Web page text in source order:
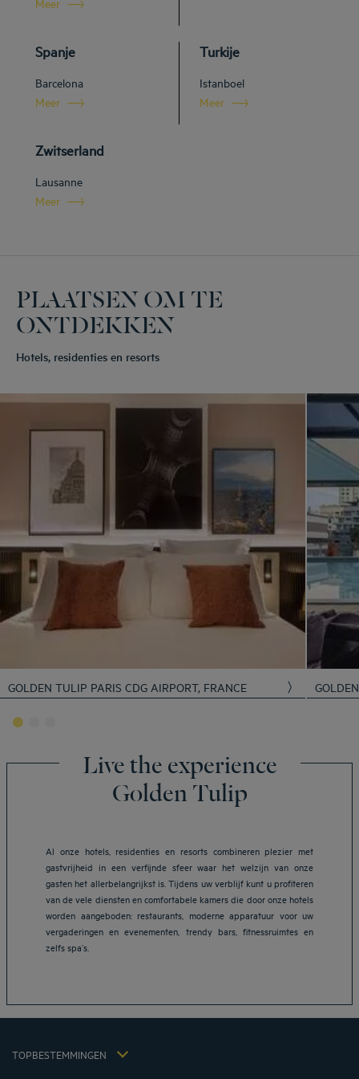
Spanje
Barcelona
Meer
Turkije
Istanboel
Meer
Zwitserland
Lausanne
Meer
PLAATSEN OM TE
ONTDEKKEN
Hotels, residenties en resorts
GOLDEN TULIP PARIS CDG AIRPORT, FRANCE
Live the experience
Golden Tulip
Al onze hotels, residenties en resorts combineren plezier met
gastvrijheid in een verfijnde sfeer waar het welzijn van onze
gasten het allerbelangrijkst is. Tijdens uw verblijf kunt u profiteren
van de vele diensten en comfortabele kamers die door onze hotels
worden aangeboden: restaurants, moderne apparatuur voor uw
vergaderingen en evenementen, trendy bars, fitnessruimtes en
zelfs spa’s.
TOPBESTEMMINGEN
Hotels in Helmond
Hotels in Heerlen
Hotels in 's-Hertogenbosch
Hôtels in Nijkerk
Juridische kennisgeving
Beleid Inzake Persoonsgegevens